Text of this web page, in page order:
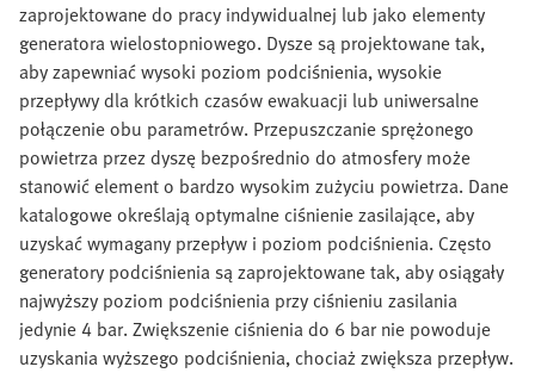
zaprojektowane do pracy indywidualnej lub jako elementy
generatora wielostopniowego. Dysze są projektowane tak,
aby zapewniać wysoki poziom podciśnienia, wysokie
przepływy dla krótkich czasów ewakuacji lub uniwersalne
połączenie obu parametrów. Przepuszczanie sprężonego
powietrza przez dyszę bezpośrednio do atmosfery może
stanowić element o bardzo wysokim zużyciu powietrza. Dane
katalogowe określają optymalne ciśnienie zasilające, aby
uzyskać wymagany przepływ i poziom podciśnienia. Często
generatory podciśnienia są zaprojektowane tak, aby osiągały
najwyższy poziom podciśnienia przy ciśnieniu zasilania
jedynie 4 bar. Zwiększenie ciśnienia do 6 bar nie powoduje
uzyskania wyższego podciśnienia, chociaż zwiększa przepływ.